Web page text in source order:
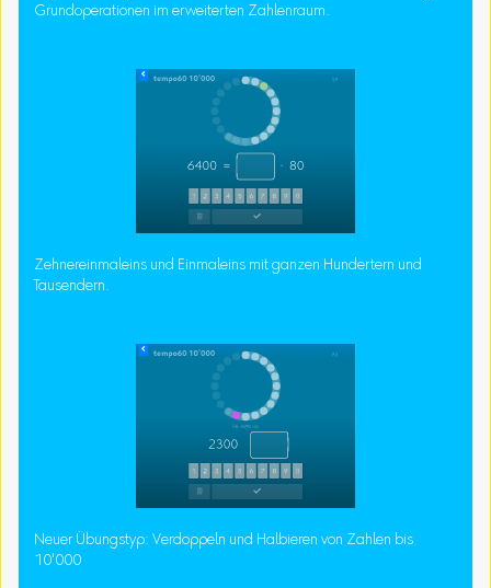
Grundoperationen im erweiterten Zahlenraum.
Zehnereinmaleins und Einmaleins mit ganzen Hundertern und
Tausendern.
Neuer Übungstyp: Verdoppeln und Halbieren von Zahlen bis
10'000